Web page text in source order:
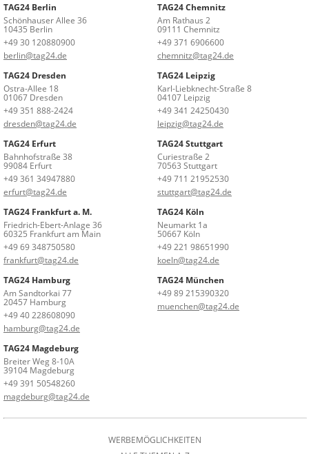
TAG24 Berlin
Schönhauser Allee 36
10435 Berlin
+49 30 120880900
berlin@tag24.de
TAG24 Chemnitz
Am Rathaus 2
09111 Chemnitz
+49 371 6906600
chemnitz@tag24.de
TAG24 Dresden
Ostra-Allee 18
01067 Dresden
+49 351 888-2424
dresden@tag24.de
TAG24 Leipzig
Karl-Liebknecht-Straße 8
04107 Leipzig
+49 341 24250430
leipzig@tag24.de
TAG24 Erfurt
Bahnhofstraße 38
99084 Erfurt
+49 361 34947880
erfurt@tag24.de
TAG24 Stuttgart
Curiestraße 2
70563 Stuttgart
+49 711 21952530
stuttgart@tag24.de
TAG24 Frankfurt a. M.
Friedrich-Ebert-Anlage 36
60325 Frankfurt am Main
+49 69 348750580
frankfurt@tag24.de
TAG24 Köln
Neumarkt 1a
50667 Köln
+49 221 98651990
koeln@tag24.de
TAG24 Hamburg
Am Sandtorkai 77
20457 Hamburg
+49 40 228608090
hamburg@tag24.de
TAG24 München
+49 89 215390320
muenchen@tag24.de
TAG24 Magdeburg
Breiter Weg 8-10A
39104 Magdeburg
+49 391 50548260
magdeburg@tag24.de
WERBEMÖGLICHKEITEN